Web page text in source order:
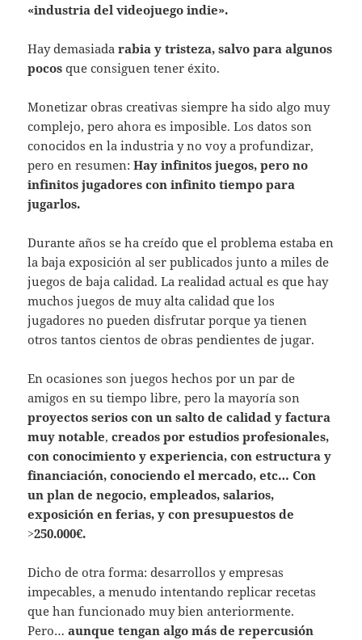
«industria del videojuego indie».
Hay demasiadarabia y tristeza, salvo para algunos
pocos que consiguen tener éxito.
Monetizar obras creativas siempre ha sido algo muy
complejo, pero ahora es imposible. Los datos son
conocidos en la industria y no voy a profundizar,
pero en resumen:Hay infinitos juegos, pero no
infinitos jugadores con infinito tiempo para
jugarlos.
Durante años se ha creído que el problema estaba en
la baja exposición al ser publicados junto a miles de
juegos de baja calidad. La realidad actual es que hay
muchos juegos de muy alta calidad que los
jugadores no pueden disfrutar porque ya tienen
otros tantos cientos de obras pendientes de jugar.
En ocasiones son juegos hechos por un par de
amigos en su tiempo libre, pero la mayoría son
proyectos serios con un salto de calidad y factura
muy notable,creados por estudios profesionales,
con conocimiento y experiencia, con estructura y
financiación, conociendo el mercado, etc… Con
un plan de negocio, empleados, salarios,
exposición en ferias, y con presupuestos de
>250.000€.
Dicho de otra forma: desarrollos y empresas
impecables, a menudo intentando replicar recetas
que han funcionado muy bien anteriormente.
Pero…aunque tengan algo más de repercusión